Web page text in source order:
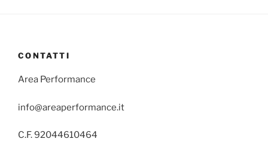
CONTATTI
Area Performance
info@areaperformance.it
C.F. 92044610464